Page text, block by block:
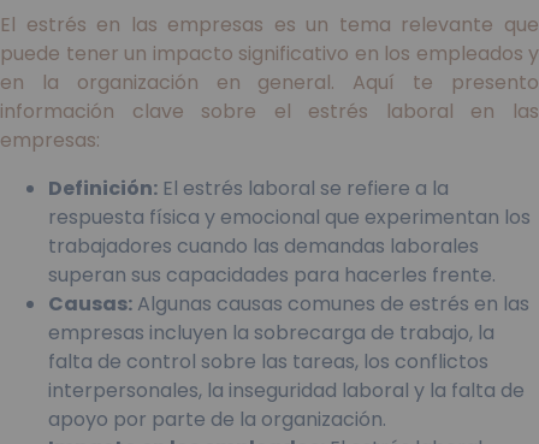
El estrés en las empresas es un tema relevante que
puede tener un impacto significativo en los empleados y
en la organización en general. Aquí te presento
información clave sobre el estrés laboral en las
empresas:
Definición: El estrés laboral se refiere a la
respuesta física y emocional que experimentan los
trabajadores cuando las demandas laborales
superan sus capacidades para hacerles frente.
Causas: Algunas causas comunes de estrés en las
empresas incluyen la sobrecarga de trabajo, la
falta de control sobre las tareas, los conflictos
interpersonales, la inseguridad laboral y la falta de
apoyo por parte de la organización.